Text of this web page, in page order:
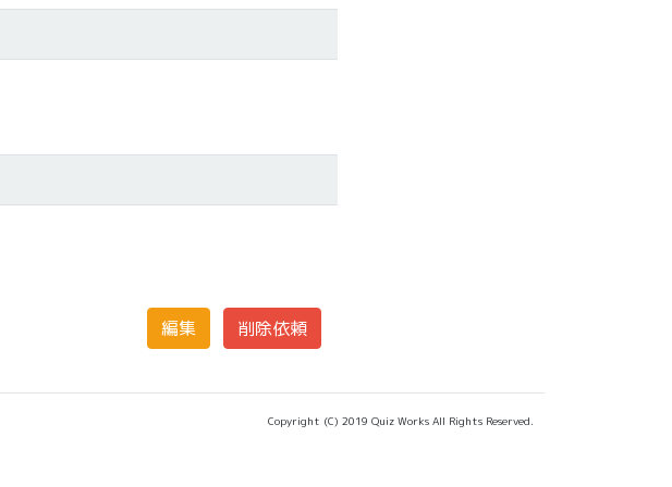
Copyright (C) 2019 Quiz Works All Rights Reserved.